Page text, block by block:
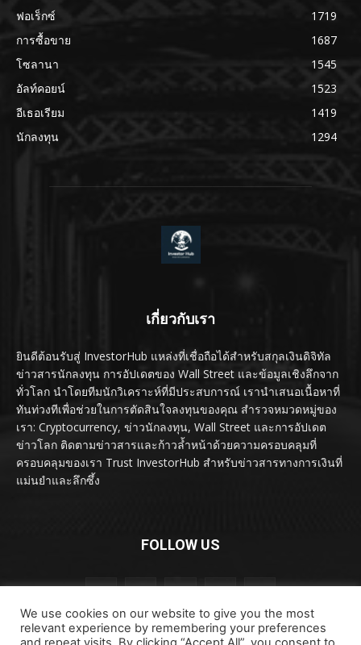
ฟอเร็กซ์
1719
การซื้อขาย
1687
โซลานา
1545
อัลท์คอยน์
1523
อีเธอเรียม
1419
นักลงทุน
1294
เกี่ยวกับเรา
ยินดีต้อนรับสู่ InvestorHub แหล่งที่เชื่อถือได้สำหรับสกุลเงินดิจิทัล
ข่าวสารนักลงทุน การอัปเดตของ Wall Street และข้อมูลเชิงลึกจาก
ทั่วโลก นำโดยทีมนักวิเคราะห์ที่มีประสบการณ์ เรานำเสนอเนื้อหาที่
ทันท่วงทีเพื่อช่วยในการตัดสินใจลงทุนของคุณ สำรวจหมวดหมู่ของ
เรา: Cryptocurrency, ข่าวนักลงทุน, Wall Street และการอัปเดต
ข่าวโลก ติดตามข่าวสารและก้าวล้ำหน้าด้วยความครอบคลุมที่
ครอบคลุมของเรา Trust InvestorHub สำหรับข่าวสารทางการเงินที่
แม่นยำและลึกซึ้ง
FOLLOW US
We use cookies on our website to give you the most
relevant experience by remembering your preferences